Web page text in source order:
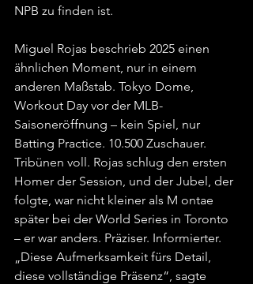
NPB zu finden ist.
Miguel Rojas beschrieb 2025 einen
ähnlichen Moment, nur in einem
anderen Maßstab. Tokyo Dome,
Workout Day vor der MLB-
Saisoneröffnung – kein Spiel, nur
Batting Practice. 10.500 Zuschauer.
Tribünen voll. Rojas schlug den ersten
Homer der Session, und der Jubel, der
folgte, war nicht kleiner als M ontae
später bei der World Series in Toronto
– er war anders. Präziser. Informierter.
„Diese Aufmerksamkeit fürs Detail,
diese vollständige Präsenz“, sagte